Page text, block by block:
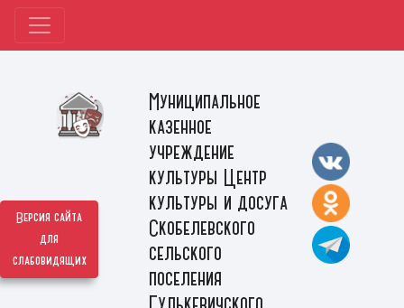
Версия сайта
для
слабовидящих
Муниципальное
казенное
учреждение
культуры Центр
культуры и досуга
Скобелевского
сельского
поселения